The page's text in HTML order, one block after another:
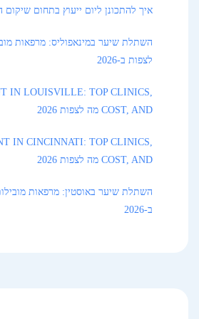
איך להתכונן ליום ייעוץ בתחום שיקום
השתלת שיער במינאפוליס: מרפאות
לצפות ב-2026
IN LOUISVILLE: TOP CLINICS,
COST, AND מה לצפות 2026
IN CINCINNATI: TOP CLINICS,
COST, AND מה לצפות 2026
השתלת שיער באוסטין: מרפאות
ב-2026